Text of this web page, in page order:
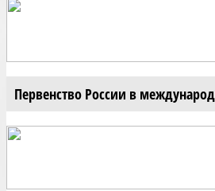
Первенство России в